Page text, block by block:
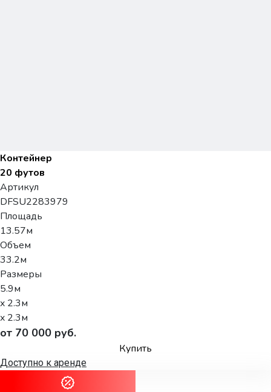
Контейнер
20 футов
Артикул
DFSU2283979
Площадь
13.57м
Объем
33.2м
Размеры
5.9м
x 2.3м
x 2.3м
от 70 000 руб.
Купить
Доступно к аренде